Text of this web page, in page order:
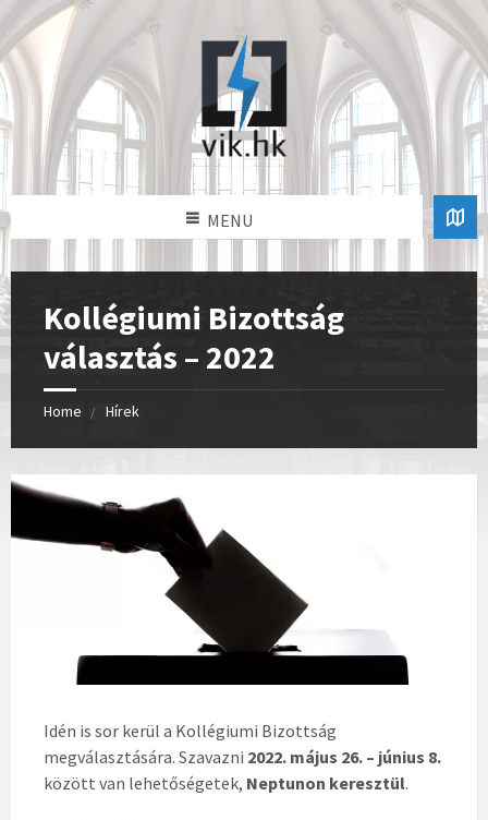
MENU
Kollégiumi Bizottság
választás – 2022
Home Hírek
Idén is sor kerül a Kollégiumi Bizottság
megválasztására. Szavazni 2022. május 26. – június 8.
között van lehetőségetek, Neptunon keresztül.